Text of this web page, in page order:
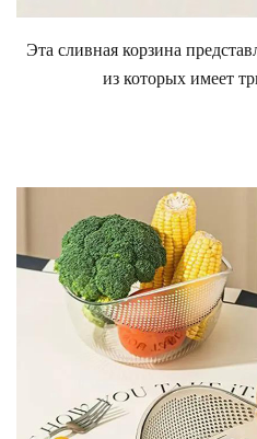
Эта сливная корзина
из которых имеет